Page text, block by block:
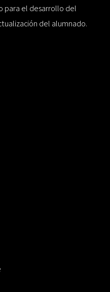
para el desarrollo del
del alumnado.